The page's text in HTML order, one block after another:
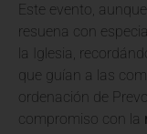
Este evento,
resuena con
la Iglesia,
que guían a las
ordenación de
compromiso con la